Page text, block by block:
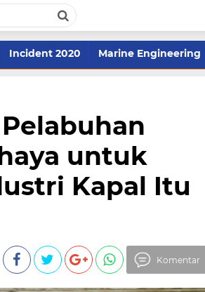
Incident 2020 Marine Engineering
untuk
Kapal Itu
Komentar